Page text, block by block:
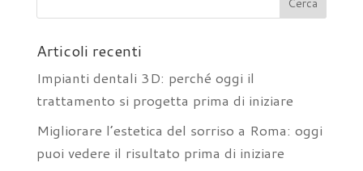
Articoli recenti
Impianti dentali 3D: perché oggi il
trattamento si progetta prima di iniziare
Migliorare l’estetica del sorriso a Roma: oggi
puoi vedere il risultato prima di iniziare